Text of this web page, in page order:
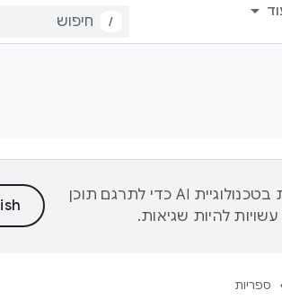
/
‫Google משתמשת בטכנולוגיית AI כדי לתרגם תוכן
להיות שגיאות.
ספריות